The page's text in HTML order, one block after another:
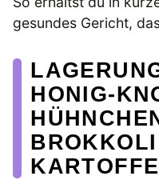
gesundes Gericht,
HONIG-